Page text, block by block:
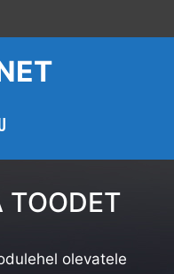
TOODET
olevatele